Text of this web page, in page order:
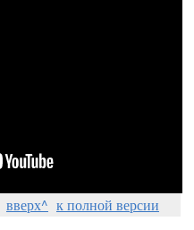
вверх^ к полной версии